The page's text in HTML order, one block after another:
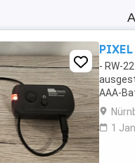
- RW-
AAA-
1